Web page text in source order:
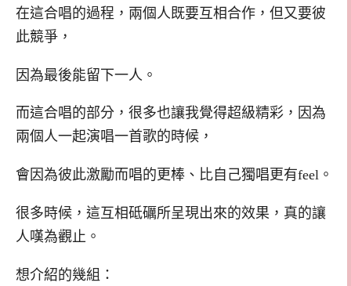
在這合唱的過程，兩個人既要互相合作，但又要彼
此競爭，
因為最後能留下一人。
而這合唱的部分，很多也讓我覺得超級精彩，因為
兩個人一起演唱一首歌的時候，
會因為彼此激勵而唱的更棒、比自己獨唱更有feel。
很多時候，這互相砥礪所呈現出來的效果，真的讓
人嘆為觀止。
想介紹的幾組：